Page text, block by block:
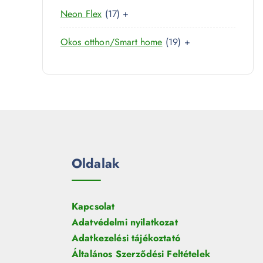
r
e
r
Neon Flex 171
7
t
r
+
Okos otthon/Smart home 191
t
+
Oldalak
Kapcsolat
Adatvédelmi nyilatkozat
Adatkezelési tájékoztató
Általános Szerződési Feltételek